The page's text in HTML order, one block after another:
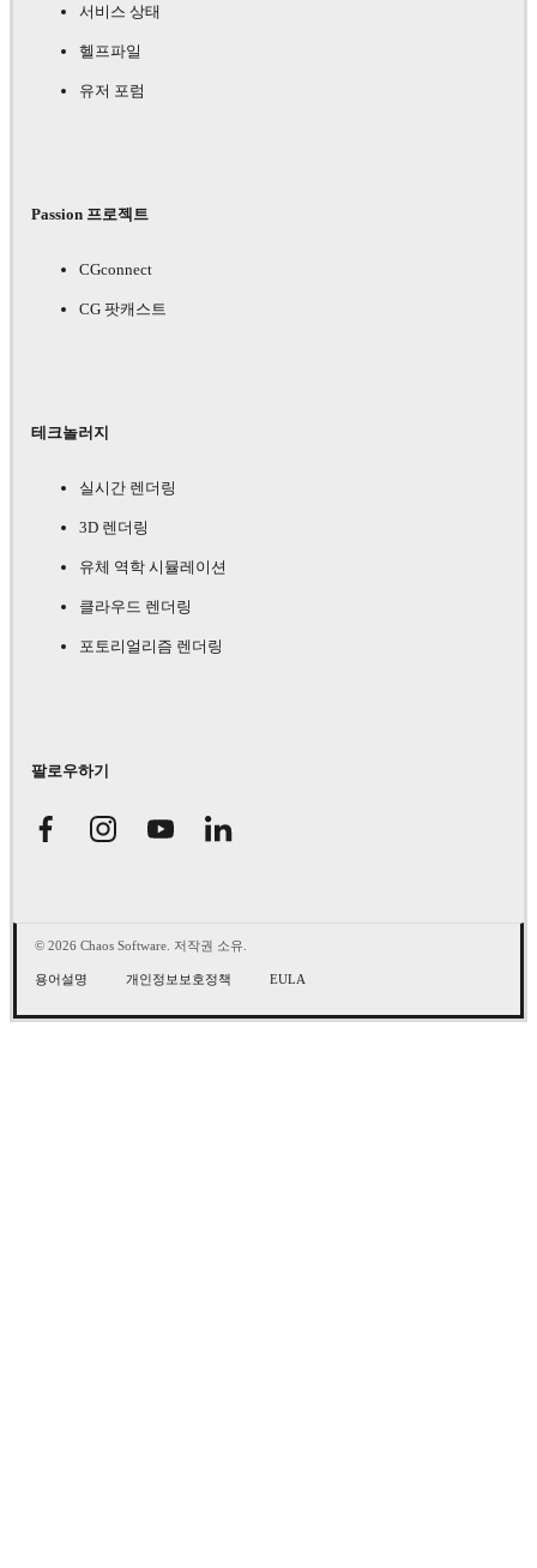
서비스 상태
헬프파일
유저 포럼
Passion 프로젝트
CGconnect
CG 팟캐스트
테크놀러지
실시간 렌더링
3D 렌더링
유체 역학 시뮬레이션
클라우드 렌더링
포토리얼리즘 렌더링
팔로우하기
© 2026 Chaos Software. 저작권 소유.
용어설명 개인정보보호정책 EULA